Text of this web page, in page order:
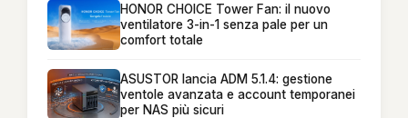
HONOR CHOICE Tower Fan: il nuovo
ventilatore 3-in-1 senza pale per un
comfort totale
ASUSTOR lancia ADM 5.1.4: gestione
ventole avanzata e account temporanei
per NAS più sicuri